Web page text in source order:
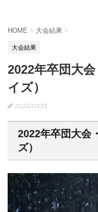
HOME > 大会結果 >
大会結果
2022年卒団大
イズ）
2022/03/13
2022年卒団大会
ズ）